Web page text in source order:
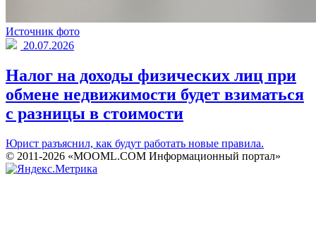
Источник фото
20.07.2026
Налог на доходы физических лиц при
обмене недвижимости будет взиматься
с разницы в стоимости
Юрист разъяснил, как будут работать новые правила.
© 2011-2026 «MOOML.COM Информационный портал»